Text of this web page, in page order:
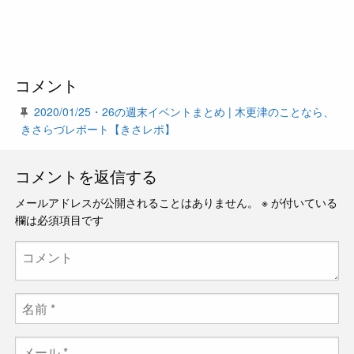
コメント
2020/01/25・26の週末イベントまとめ | 木更津のことなら、
きさらづレポート【きさレポ】
コメントを返信する
メールアドレスが公開されることはありません。 ※ が付いている
欄は必須項目です